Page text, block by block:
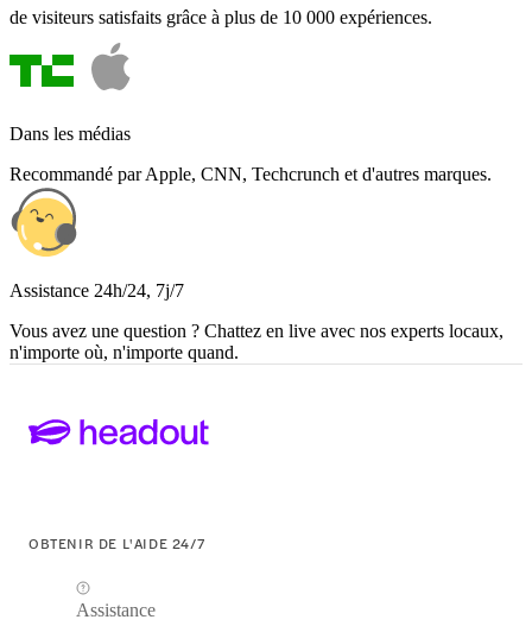
de visiteurs satisfaits grâce à plus de 10 000 expériences.
Dans les médias
Recommandé par Apple, CNN, Techcrunch et d'autres marques.
Assistance 24h/24, 7j/7
Vous avez une question ? Chattez en live avec nos experts locaux,
n'importe où, n'importe quand.
OBTENIR DE L'AIDE 24/7
Assistance